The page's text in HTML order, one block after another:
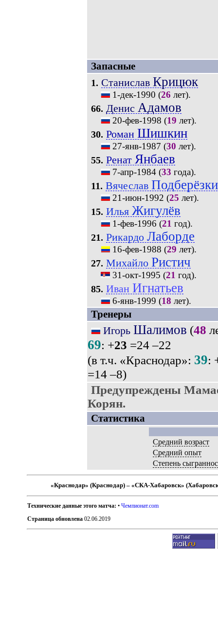
Запасные
1. Станислав Крицюк
1-дек-1990 (26 лет).
66. Денис Адамов
20-фев-1998 (19 лет).
30. Роман Шишкин
27-янв-1987 (30 лет).
55. Ренат Янбаев
7-апр-1984(33 года).
11. Вячеслав
21-июн-1992 (25 лет).
15. Илья Жигулёв
1-фев-1996 (21 год).
21. Рикардо Лаборде
16-фев-1988 (29 лет).
27. Михайло Ристич
31-окт-1995 (21 год).
85. Иван Игнатьев
6-янв-1999 (18 лет).
Тренеры
Игорь Шалимов (48
69: +23 =24 –22
(в т.ч. «Краснодар»: 39:
=14 –8)
Предупреждены
Корян.
Статистика
Средний возраст
Средний опыт
Степень
«Краснодар» (Краснодар) – «СКА-Хабаровск»
Технические данные этого матча: •Чемпионат.com
Страница обновлена 02.06.2019